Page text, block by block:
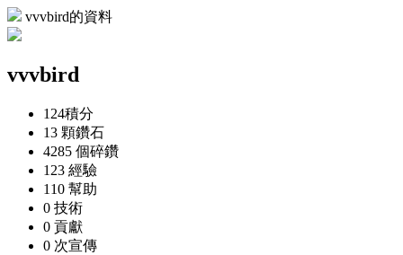
vvvbird的資料
vvvbird
124積分
13 顆鑽石
4285 個碎鑽
123 經驗
110 幫助
0 技術
0 貢獻
0 次宣傳